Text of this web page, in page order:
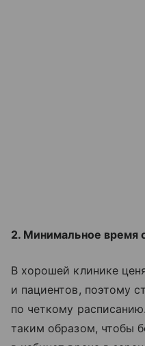
2. Минимальное время
В хорошей клинике
и пациентов, поэтому
по четкому
таким образом, чтобы